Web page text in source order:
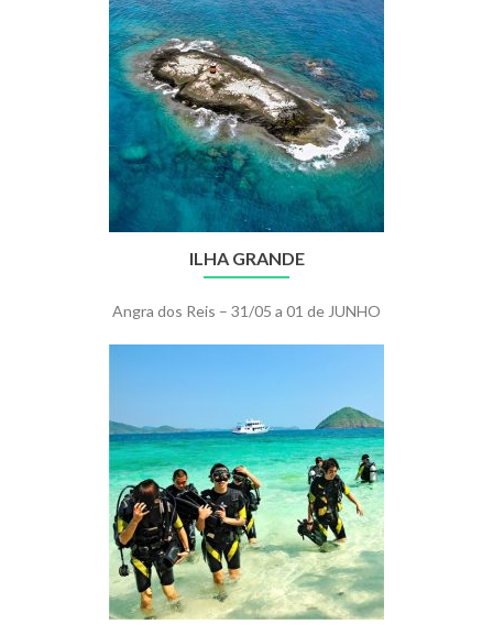
ILHA GRANDE
Angra dos Reis – 31/05 a 01 de JUNHO